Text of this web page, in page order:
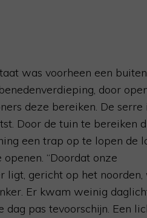
was voorheen een
door
deze bereiken. De serre
Door de tuin te bereiken
een trap op te lopen de
openen. “Doordat onze
ligt, gericht op het noorden,
Er kwam weinig
pas tevoorschijn. Een